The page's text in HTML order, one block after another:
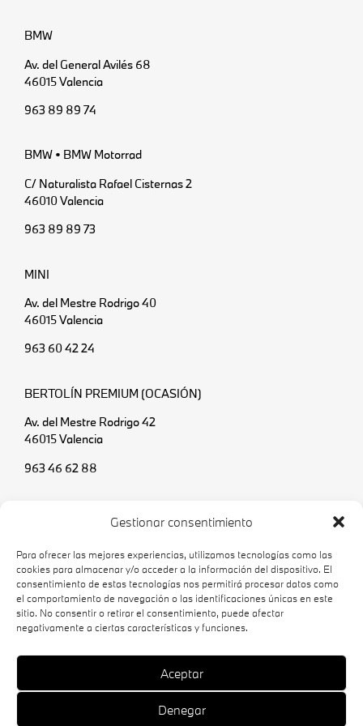
Gestionar consentimiento
Para ofrecer las mejores experiencias, utilizamos tecnologías como las
cookies para almacenar y/o acceder a la información del dispositivo. El
consentimiento de estas tecnologías nos permitirá procesar datos como
el comportamiento de navegación o las identificaciones únicas en este
sitio. No consentir o retirar el consentimiento, puede afectar
negativamente a ciertas características y funciones.
Aceptar
Denegar
BMW
Av. del General Avilés 68
46015 Valencia
963 89 89 74
BMW • BMW Motorrad
C/ Naturalista Rafael Cisternas 2
46010 Valencia
963 89 89 73
MINI
Av. del Mestre Rodrigo 40
46015 Valencia
963 60 42 24
BERTOLÍN PREMIUM (OCASIÓN)
Av. del Mestre Rodrigo 42
46015 Valencia
963 46 62 88
46560 Massalfassar (Valencia)
961 40 10 11
Política de cookies
Política de privacidad